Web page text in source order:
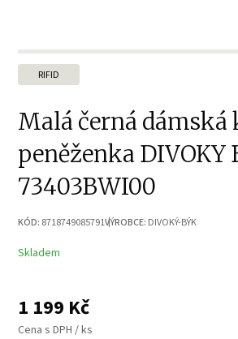
RIFID
Malá černá dámská
peněženka DIVOKY
73403BWI00
KÓD: 8718749085791VÝROBCE: DIVOKÝ-BÝK
Skladem
1 199 Kč
Cena s DPH / ks